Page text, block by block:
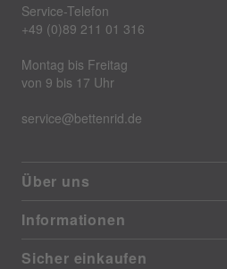
Service-Telefon
+49 (0)89 211 01 316
Montag bis Freitag
von 9 bis 17 Uhr
service@bettenrid.de
Über uns
Informationen
Sicher einkaufen